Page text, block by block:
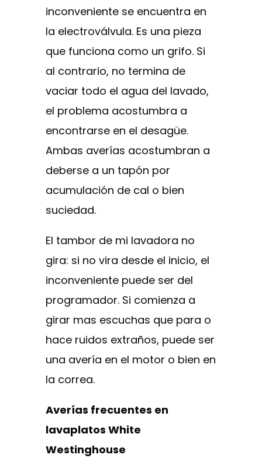
inconveniente se encuentra en
la electroválvula. Es una pieza
que funciona como un grifo. Si
al contrario, no termina de
vaciar todo el agua del lavado,
el problema acostumbra a
encontrarse en el desagüe.
Ambas averías acostumbran a
deberse a un tapón por
acumulación de cal o bien
suciedad.
El tambor de mi lavadora no
gira: si no vira desde el inicio, el
inconveniente puede ser del
programador. Si comienza a
girar mas escuchas que para o
hace ruidos extraños, puede ser
una avería en el motor o bien en
la correa.
Averías frecuentes en
lavaplatos White
Westinghouse